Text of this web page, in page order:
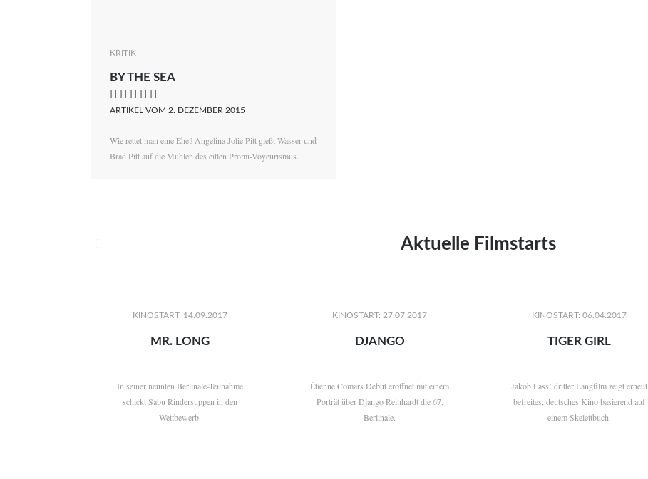
KRITIK
BY THE SEA
    
ARTIKEL VOM 2. DEZEMBER 2015
Wie rettet man eine Ehe? Angelina Jolie Pitt gießt Wasser und
Brad Pitt auf die Mühlen des eitlen Promi-Voyeurismus.
Aktuelle Filmstarts
KINOSTART: 14.09.2017
MR. LONG
In seiner neunten Berlinale-Teilnahme
schickt Sabu Rindersuppen in den
Wettbewerb.
KINOSTART: 27.07.2017
DJANGO
Étienne Comars Debüt eröffnet mit einem
Porträt über Django Reinhardt die 67.
Berlinale.
KINOSTART: 06.04.2017
TIGER GIRL
Jakob Lass’ dritter Langfilm zeigt erneut
befreites, deutsches Kino basierend auf
einem Skelettbuch.